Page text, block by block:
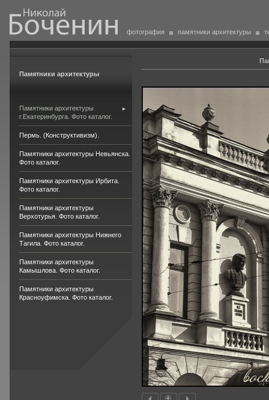
фотография памятники архитектуры
Памятники архитектуры
Памятники архитектуры
г.Екатеринбурга. Фото каталог.
Пермь. (Конструктивизм).
Памятники архитектуры Невьянска.
Фото каталог.
Памятники архитектуры Ирбита.
Фото каталог.
Памятники архитектуры
Верхотурья. Фото каталог.
Памятники архитектуры Нижнего
Тагила. Фото каталог.
Памятники архитектуры
Камышлова. Фото каталог.
Памятники архитектуры
Красноуфимска. Фото каталог.